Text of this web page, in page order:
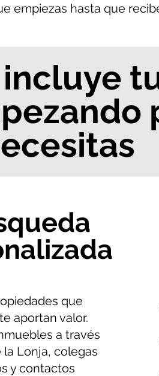
empiezas hasta que
que
aportan valor.
a través
la Lonja, colegas
y contactos